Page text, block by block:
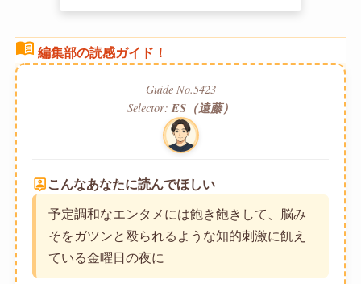
menu_book 編集部の読感ガイド！
Guide No.5423
Selector:ES（遠藤）
person_pin こんなあなたに読んでほしい
予定調和なエンタメには飽き飽きして、脳み
そをガツンと殴られるような知的刺激に飢え
ている金曜日の夜に